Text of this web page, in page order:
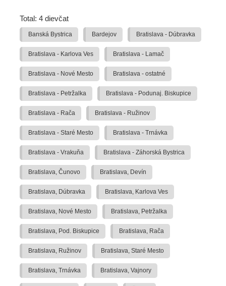
Total: 4 dievčat
Banská Bystrica Bardejov Bratislava - Dúbravka
Bratislava - Karlova Ves Bratislava - Lamač
Bratislava - Nové Mesto Bratislava - ostatné
Bratislava - Petržalka Bratislava - Podunaj. Biskupice
Bratislava - Rača Bratislava - Ružinov
Bratislava - Staré Mesto Bratislava - Trnávka
Bratislava - Vrakuňa Bratislava - Záhorská Bystrica
Bratislava, Čunovo Bratislava, Devín
Bratislava, Dúbravka Bratislava, Karlova Ves
Bratislava, Nové Mesto Bratislava, Petržalka
Bratislava, Pod. Biskupice Bratislava, Rača
Bratislava, Ružinov Bratislava, Staré Mesto
Bratislava, Trnávka Bratislava, Vajnory